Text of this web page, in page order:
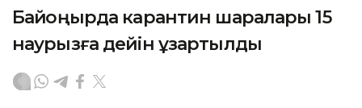
Байқоңырда карантин шаралары 15
наурызға дейін ұзартылды